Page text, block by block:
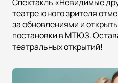
Спектакль «Невидимые
театре юного зрителя
за обновлениями и
постановки в МТЮЗ.
театральных открытий!